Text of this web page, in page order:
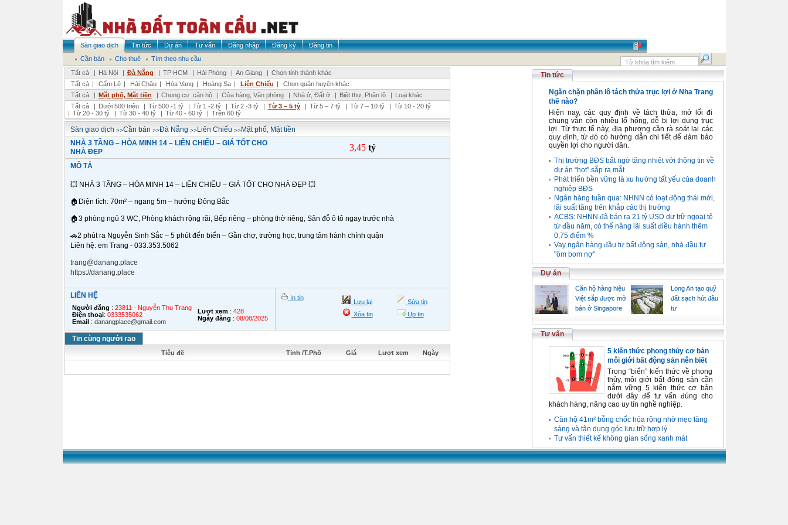
Sàn giao dịch Tin tức Dự án Tư vấn Đăng nhập Đăng ký
Đăng tin
Cần bán
Cho thuê
Tìm theo nhu cầu
Tất cả
| Hà Nội | Đà Nẵng | TP HCM | Hải Phòng | An Giang | Chọn tỉnh thành khác
Tất cả | Cẩm Lệ | Hải Châu | Hòa Vang | Hoàng Sa | Liên Chiểu |
Chọn quận huyện khác
Tất cả
| Mặt phố, Mặt tiền | Chung cư ,căn hộ | Cửa hàng, Văn phòng | Nhà ở, Đất ở | Biệt thự, Phân lô | Loại khác
Tất cả
| Dưới 500 triệu | Từ 500 -1 tỷ | Từ 1 -2 tỷ | Từ 2 -3 tỷ | Từ 3 – 5 tỷ | Từ 5 – 7 tỷ | Từ 7 – 10 tỷ | Từ 10 - 20 tỷ
| Từ 20 - 30 tỷ | Từ 30 - 40 tỷ | Từ 40 - 60 tỷ | Trên 60 tỷ
Sàn giao dịch >>Cần bán >>Đà Nẵng >>Liên Chiểu >>Mặt phố, Mặt tiền
NHÀ 3 TẦNG – HÒA MINH 14 – LIÊN CHIỂU – GIÁ TỐT CHO
NHÀ ĐẸP
3,45 tỷ
MÔ TẢ
💥 NHÀ 3 TẦNG – HÒA MINH 14 – LIÊN CHIỂU – GIÁ TỐT CHO NHÀ ĐẸP 💥
🏠Diện tích: 70m² – ngang 5m – hướng Đông Bắc
🏠3 phòng ngủ 3 WC, Phòng khách rộng rãi, Bếp riêng – phòng thờ riêng, Sân đỗ ô tô ngay trước nhà
🚗2 phút ra Nguyễn Sinh Sắc – 5 phút đến biển – Gần chợ, trường học, trung tâm hành chính quận
Liên hệ: em Trang - 033.353.5062
trang@danang.place
https://danang.place
LIÊN HỆ
Người đăng : 23811 - Nguyễn Thu Trang
Điện thoại: 0333535062
Email: danangplace@gmail.com
Lượt xem: 428
Ngày đăng : 08/08/2025
In tin
Lưu lại
Sửa tin
Xóa tin
Up tin
Tin cùng người rao
Tiêu đề Tỉnh /T.Phố Giá Lượt xem Ngày
Tin tức
Ngăn chặn phân lô tách thửa trục lợi ở Nha Trang
thế nào?
Hiện nay, các quy định về tách thửa, mở lối đi
chung vẫn còn nhiều lổ hổng, dễ bị lợi dụng trục
lợi. Từ thực tế này, địa phương cần rà soát lại các
quy định, từ đó có hướng dẫn chi tiết để đảm bảo
quyền lợi cho người dân.
Thị trường BĐS bất ngờ tăng nhiệt với thông tin về
dự án “hot” sắp ra mắt
Phát triển bền vững là xu hướng tất yếu của doanh
nghiệp BĐS
Ngân hàng tuần qua: NHNN có loạt động thái mới,
lãi suất tăng trên khắp các thị trường
ACBS: NHNN đã bán ra 21 tỷ USD dự trữ ngoại tệ
từ đầu năm, có thể nâng lãi suất điều hành thêm
0,75 điểm %
Vay ngân hàng đầu tư bất động sản, nhà đầu tư
"ôm bom nợ"
Dự án
Căn hộ hàng hiệu
Việt sắp được mở
bán ở Singapore
Long An tạo quỹ
đất sạch hút đầu
tư
Tư vấn
5 kiến thức phong thủy cơ bản
môi giới bất động sản nên biết
Trong “biển” kiến thức về phong
thủy, môi giới bất động sản cần
nắm vững 5 kiến thức cơ bản
dưới đây để tư vấn đúng cho
khách hàng, nâng cao uy tín nghề nghiệp.
Căn hộ 41m² bỗng chốc hóa rộng nhờ mẹo tăng
sáng và tận dụng góc lưu trữ hợp lý
Tư vấn thiết kế không gian sống xanh mát